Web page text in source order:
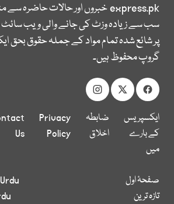
express.pkخبروں اور حالات حاضرہ سے
سب سے زیادہ وزٹ کی جانے والی ویب
پر شائع شدہ تمام مواد کے جملہ حقوق بحق
گروپ محفوظ ہیں۔
ایکسپریس
کے بارے
میں
ضابطہ
اخلاق
Privacy
Policy
Us
صفحۂ اول
تازہ ترین